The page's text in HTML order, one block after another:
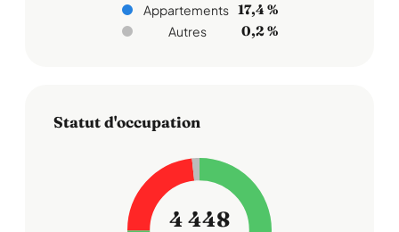
Appartements 17,4 %
Autres 0,2 %
Statut d'occupation
4 448